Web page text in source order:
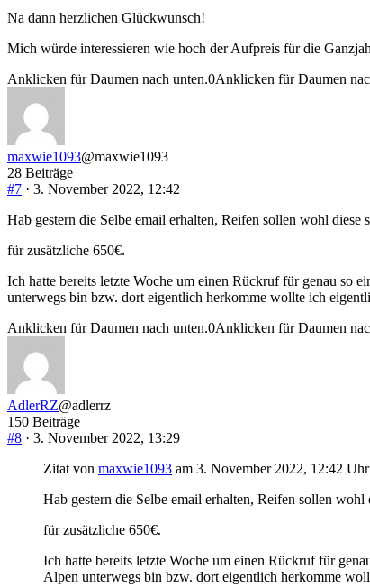
Na dann herzlichen Glückwunsch!
Mich würde interessieren wie hoch der Aufpreis für die
Anklicken für Daumen nach unten.0Anklicken für Daumen
maxwie1093@maxwie1093
28 Beiträge
#7 · 3. November 2022, 12:42
Hab gestern die Selbe email erhalten, Reifen sollen wohl diese
für zusätzliche 650€.
Ich hatte bereits letzte Woche um einen Rückruf für genau so
unterwegs bin bzw. dort eigentlich herkomme wollte ich
Anklicken für Daumen nach unten.0Anklicken für Daumen
AdlerRZ@adlerrz
150 Beiträge
#8 · 3. November 2022, 13:29
Zitat von maxwie1093 am 3. November 2022, 12:42 Uhr
Hab gestern die Selbe email erhalten, Reifen sollen wohl
für zusätzliche 650€.
Ich hatte bereits letzte Woche um einen Rückruf für
Alpen unterwegs bin bzw. dort eigentlich herkomme